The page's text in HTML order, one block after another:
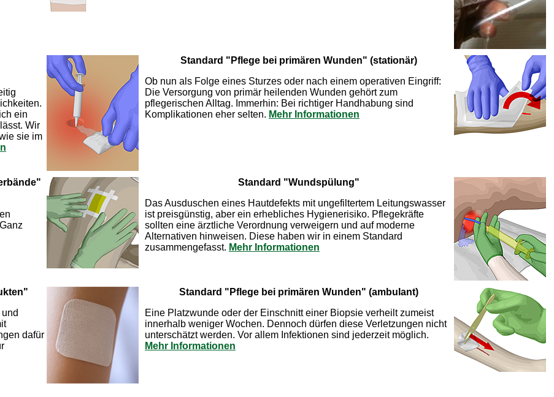
ein
Wir
sie im
Standard "Pflege bei primären Wunden" (stationär)
Ob nun als Folge eines Sturzes oder nach einem operativen Eingriff:
Die Versorgung von primär heilenden Wunden gehört zum
pflegerischen Alltag. Immerhin: Bei richtiger Handhabung sind
Komplikationen eher selten. Mehr Informationen
Standard "Wundspülung"
Das Ausduschen eines Hautdefekts mit ungefiltertem Leitungswasser
ist preisgünstig, aber ein erhebliches Hygienerisiko. Pflegekräfte
sollten eine ärztliche Verordnung verweigern und auf moderne
Alternativen hinweisen. Diese haben wir in einem Standard
zusammengefasst. Mehr Informationen
dafür
Standard "Pflege bei primären Wunden" (ambulant)
Eine Platzwunde oder der Einschnitt einer Biopsie verheilt zumeist
innerhalb weniger Wochen. Dennoch dürfen diese Verletzungen nicht
unterschätzt werden. Vor allem Infektionen sind jederzeit möglich.
Mehr Informationen